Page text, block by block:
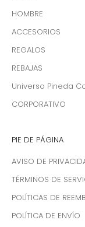
HOMBRE
ACCESORIOS
REGALOS
REBAJAS
Universo Pineda
CORPORATIVO
PIE DE PÁGINA
AVISO DE
TÉRMINOS DE
POLÍTICAS DE
POLÍTICA DE ENVÍO